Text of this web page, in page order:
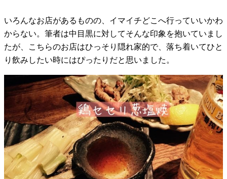
いろんなお店があるものの、イマイチどこへ行っていいかわ
からない。筆者は中目黒に対してそんな印象を抱いていまし
たが、こちらのお店はひっそり隠れ家的で、落ち着いてひと
り飲みしたい時にはぴったりだと思いました。